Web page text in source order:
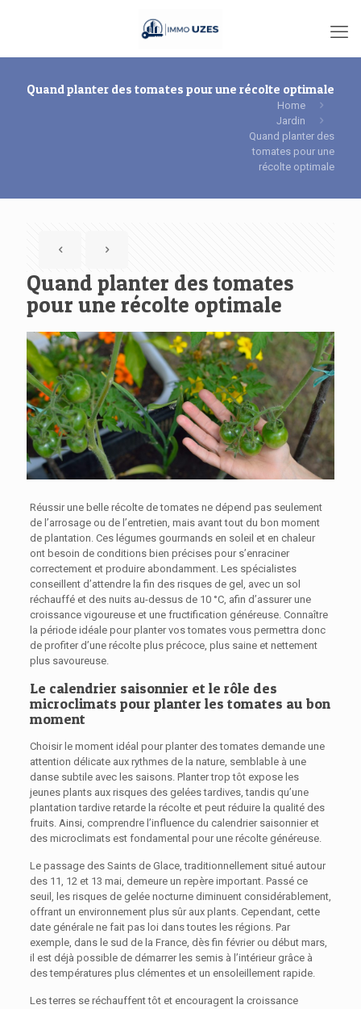
Quand planter des tomates pour une récolte optimale
Home
Jardin
Quand planter des
tomates pour une
récolte optimale
Quand planter des tomates
pour une récolte optimale
Réussir une belle récolte de tomates ne dépend pas seulement
de l’arrosage ou de l’entretien, mais avant tout du bon moment
de plantation. Ces légumes gourmands en soleil et en chaleur
ont besoin de conditions bien précises pour s’enraciner
correctement et produire abondamment. Les spécialistes
conseillent d’attendre la fin des risques de gel, avec un sol
réchauffé et des nuits au-dessus de 10 °C, afin d’assurer une
croissance vigoureuse et une fructification généreuse. Connaître
la période idéale pour planter vos tomates vous permettra donc
de profiter d’une récolte plus précoce, plus saine et nettement
plus savoureuse.
Le calendrier saisonnier et le rôle des
microclimats pour planter les tomates au bon
moment
Choisir le moment idéal pour planter des tomates demande une
attention délicate aux rythmes de la nature, semblable à une
danse subtile avec les saisons. Planter trop tôt expose les
jeunes plants aux risques des gelées tardives, tandis qu’une
plantation tardive retarde la récolte et peut réduire la qualité des
fruits. Ainsi, comprendre l’influence du calendrier saisonnier et
des microclimats est fondamental pour une récolte généreuse.
Le passage des Saints de Glace, traditionnellement situé autour
des 11, 12 et 13 mai, demeure un repère important. Passé ce
seuil, les risques de gelée nocturne diminuent considérablement,
offrant un environnement plus sûr aux plants. Cependant, cette
date générale ne fait pas loi dans toutes les régions. Par
exemple, dans le sud de la France, dès fin février ou début mars,
il est déjà possible de démarrer les semis à l’intérieur grâce à
des températures plus clémentes et un ensoleillement rapide.
Les terres se réchauffent tôt et encouragent la croissance